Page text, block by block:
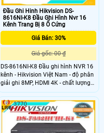
Đầu Ghi Hinh Hikvision DS-
8616NI-K8 Đầu Ghi Hình Nvr 16
Kênh Trang Bị 8 Ổ Cứng
Giá Bán: 30%
Giá gốc: 00 ₫
DS-8616NI-K8 Đầu ghi hình NVR 16
kênh - Hikvision Việt Nam - độ phân
giải ghi 8MP, HDMI 4K - chất lượng
tốt, giá rẻ
3770